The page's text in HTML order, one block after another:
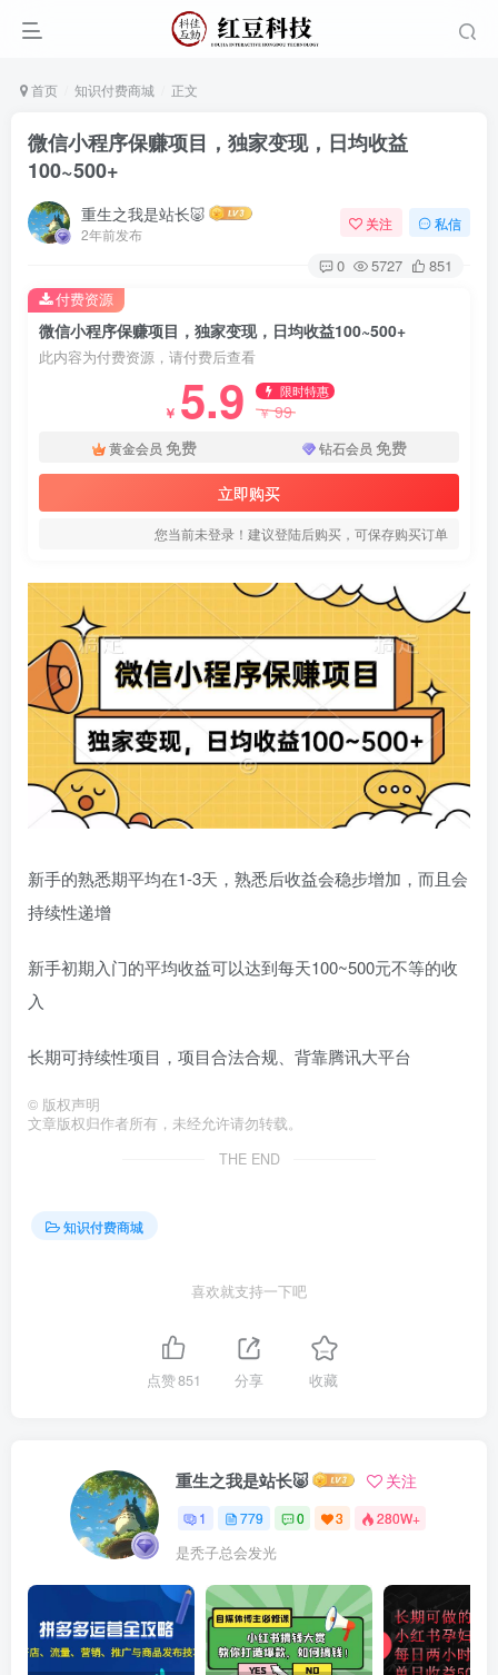
首页 知识付费商城 正文
微信小程序保赚项目，独家变现，日均收益
100~500+
重生之我是站长🐷
2年前发布
关注 私信
0 5727 851
微信小程序保赚项目，独家变现，日均收益100~500+
此内容为付费资源，请付费后查看
￥ 5.9 限时特惠
￥99
黄金会员 免费 钻石会员 免费
立即购买
您当前未登录！建议登陆后购买，可保存购买订单
付费资源
新手的熟悉期平均在1-3天，熟悉后收益会稳步增加，而且会
持续性递增
新手初期入门的平均收益可以达到每天100~500元不等的收
入
长期可持续性项目，项目合法合规、背靠腾讯大平台
© 版权声明
文章版权归作者所有，未经允许请勿转载。
THE END
知识付费商城
喜欢就支持一下吧
点赞851 分享 收藏
重生之我是站长🐷 关注
1 779 0 3 280W+
是秃子总会发光